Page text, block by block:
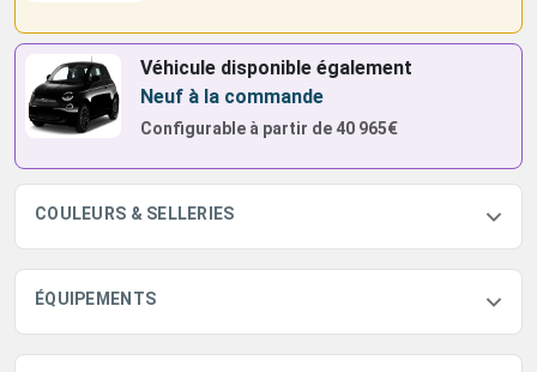
Véhicule disponible également
Neuf à la commande
Configurable à partir de40 965€
COULEURS & SELLERIES
ÉQUIPEMENTS